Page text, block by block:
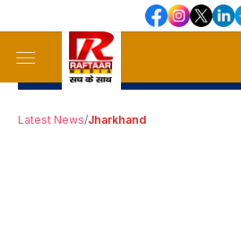
Latest News/Jharkhand